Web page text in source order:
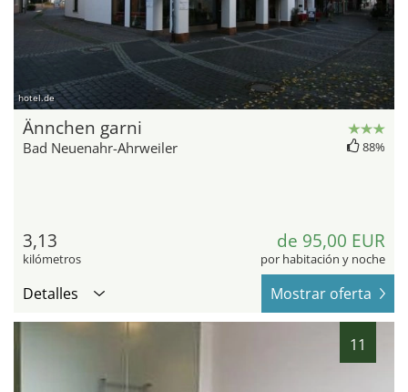
hotel.de
Ännchen garni
Bad Neuenahr-Ahrweiler 88%
3,13
kilómetros
de 95,00 EUR
por habitación y noche
Detalles Mostrar oferta
11